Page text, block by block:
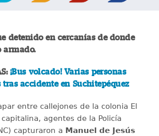
detenido en cercanías de donde
armado.
¡Bus volcado! Varias personas
accidente en Suchitepéquez
entre callejones de la colonia El
capitalina, agentes de la Policía
capturaron a Manuel de
Jesús